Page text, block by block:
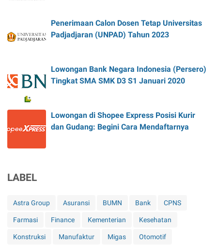
Penerimaan Calon Dosen Tetap Universitas
Padjadjaran (UNPAD) Tahun 2023
Lowongan Bank Negara Indonesia (Persero)
Tingkat SMA SMK D3 S1 Januari 2020
Lowongan di Shopee Express Posisi Kurir
dan Gudang: Begini Cara Mendaftarnya
LABEL
Astra Group Asuransi BUMN Bank CPNS
Farmasi Finance Kementerian Kesehatan
Konstruksi Manufaktur Migas Otomotif